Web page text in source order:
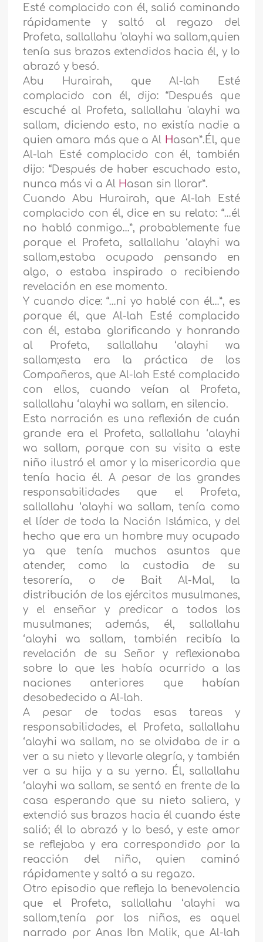
Esté complacido con él, salió caminando
rápidamente y saltó al regazo del
Profeta, sallallahu 'alayhi wa sallam,quien
tenía sus brazos extendidos hacia él, y lo
abrazó y besó.
Abu Hurairah, que Al-lah Esté
complacido con él, dijo: “Después que
escuché al Profeta, sallallahu 'alayhi wa
sallam, diciendo esto, no existía nadie a
quien amara más que a Al Hasan”.Él, que
Al-lah Esté complacido con él, también
dijo: “Después de haber escuchado esto,
nunca más vi a Al Hasan sin llorar”.
Cuando Abu Hurairah, que Al-lah Esté
complacido con él, dice en su relato: “…él
no habló conmigo…”, probablemente fue
porque el Profeta, sallallahu ‘alayhi wa
sallam,estaba ocupado pensando en
algo, o estaba inspirado o recibiendo
revelación en ese momento.
Y cuando dice: “…ni yo hablé con él…”, es
porque él, que Al-lah Esté complacido
con él, estaba glorificando y honrando
al Profeta, sallallahu ‘alayhi wa
sallam;esta era la práctica de los
Compañeros, que Al-lah Esté complacido
con ellos, cuando veían al Profeta,
sallallahu ‘alayhi wa sallam, en silencio.
Esta narración es una reflexión de cuán
grande era el Profeta, sallallahu ‘alayhi
wa sallam, porque con su visita a este
niño ilustró el amor y la misericordia que
tenía hacia él. A pesar de las grandes
responsabilidades que el Profeta,
sallallahu ‘alayhi wa sallam, tenía como
el líder de toda la Nación Islámica, y del
hecho que era un hombre muy ocupado
ya que tenía muchos asuntos que
atender, como la custodia de su
tesorería, o de Bait Al-Mal, la
distribución de los ejércitos musulmanes,
y el enseñar y predicar a todos los
musulmanes; además, él, sallallahu
‘alayhi wa sallam, también recibía la
revelación de su Señor y reflexionaba
sobre lo que les había ocurrido a las
naciones anteriores que habían
desobedecido a Al-lah.
A pesar de todas esas tareas y
responsabilidades, el Profeta, sallallahu
‘alayhi wa sallam, no se olvidaba de ir a
ver a su nieto y llevarle alegría, y también
ver a su hija y a su yerno. Él, sallallahu
‘alayhi wa sallam, se sentó en frente de la
casa esperando que su nieto saliera, y
extendió sus brazos hacia él cuando éste
salió; él lo abrazó y lo besó, y este amor
se reflejaba y era correspondido por la
reacción del niño, quien caminó
rápidamente y saltó a su regazo.
Otro episodio que refleja la benevolencia
que el Profeta, sallallahu ‘alayhi wa
sallam,tenía por los niños, es aquel
narrado por Anas Ibn Malik, que Al-lah